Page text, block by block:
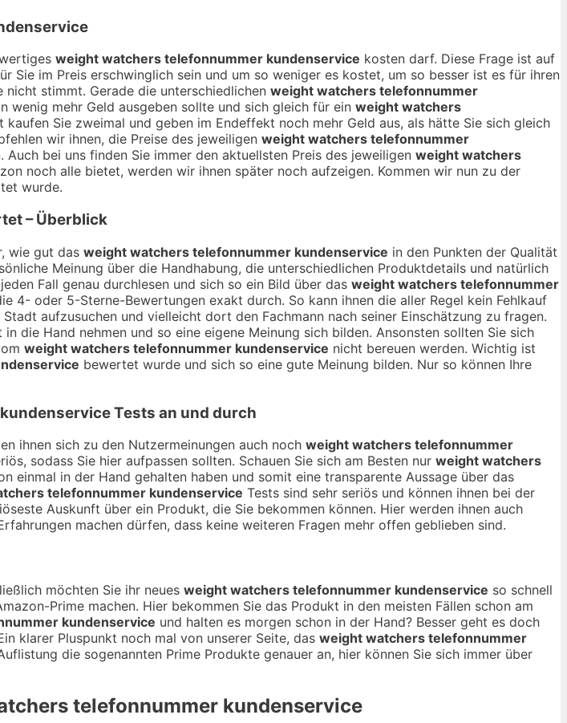
weight watchers telefonnummer kundenservice kosten darf. Diese Frage ist auf
Sie im Preis erschwinglich sein und um so weniger es kostet, um so besser ist es für ihren
nicht stimmt. Gerade die unterschiedlichen weight watchers telefonnummer
wenig mehr Geld ausgeben sollte und sich gleich für ein weight watchers
Sie zweimal und geben im Endeffekt noch mehr Geld aus, als hätte Sie sich gleich
wir ihnen, die Preise des jeweiligen weight watchers telefonnummer
bei uns finden Sie immer den aktuellsten Preis des jeweiligen weight watchers
noch alle bietet, werden wir ihnen später noch aufzeigen. Kommen wir nun zu der
wurde.
– Überblick
wie gut das weight watchers telefonnummer kundenservice in den Punkten der Qualität
Meinung über die Handhabung, die unterschiedlichen Produktdetails und natürlich
Fall genau durchlesen und sich so ein Bild über das weight watchers telefonnummer
4- oder 5-Sterne-Bewertungen exakt durch. So kann ihnen die aller Regel kein Fehlkauf
aufzusuchen und vielleicht dort den Fachmann nach seiner Einschätzung zu fragen.
in die Hand nehmen und so eine eigene Meinung sich bilden. Ansonsten sollten Sie sich
weight watchers telefonnummer kundenservice nicht bereuen werden. Wichtig ist
bewertet wurde und sich so eine gute Meinung bilden. Nur so können Ihre
Tests an und durch
ihnen sich zu den Nutzermeinungen auch noch weight watchers telefonnummer
sodass Sie hier aufpassen sollten. Schauen Sie sich am Besten nur weight watchers
einmal in der Hand gehalten haben und somit eine transparente Aussage über das
telefonnummer kundenservice Tests sind sehr seriös und können ihnen bei der
Auskunft über ein Produkt, die Sie bekommen können. Hier werden ihnen auch
machen dürfen, dass keine weiteren Fragen mehr offen geblieben sind.
möchten Sie ihr neues weight watchers telefonnummer kundenservice so schnell
Prime machen. Hier bekommen Sie das Produkt in den meisten Fällen schon am
kundenservice und halten es morgen schon in der Hand? Besser geht es doch
klarer Pluspunkt noch mal von unserer Seite, das weight watchers telefonnummer
die sogenannten Prime Produkte genauer an, hier können Sie sich immer über
telefonnummer kundenservice